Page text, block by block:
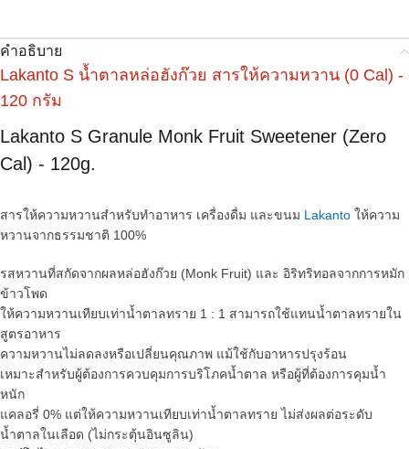
คำอธิบาย
Lakanto S น้ำตาลหล่อฮังก๊วย สารให้ความหวาน (0 Cal) -
120 กรัม
Lakanto S Granule Monk Fruit Sweetener (Zero
Cal) - 120g.
สารให้ความหวานสำหรับทำอาหาร เครื่องดื่ม และขนม Lakanto ให้ความ
หวานจากธรรมชาติ 100%
รสหวานที่สกัดจากผลหล่อฮังก๊วย (Monk Fruit) และ อิริทริทอลจากการหมัก
ข้าวโพด
ให้ความหวานเทียบเท่าน้ำตาลทราย 1 : 1 สามารถใช้แทนน้ำตาลทรายใน
สูตรอาหาร
ความหวานไม่ลดลงหรือเปลี่ยนคุณภาพ แม้ใช้กับอาหารปรุงร้อน
เหมาะสำหรับผู้ต้องการควบคุมการบริโภคน้ำตาล หรือผู้ที่ต้องการคุมน้ำ
หนัก
แคลอรี่ 0% แต่ให้ความหวานเทียบเท่าน้ำตาลทราย ไม่ส่งผลต่อระดับ
น้ำตาลในเลือด (ไม่กระตุ้นอินซูลิน)